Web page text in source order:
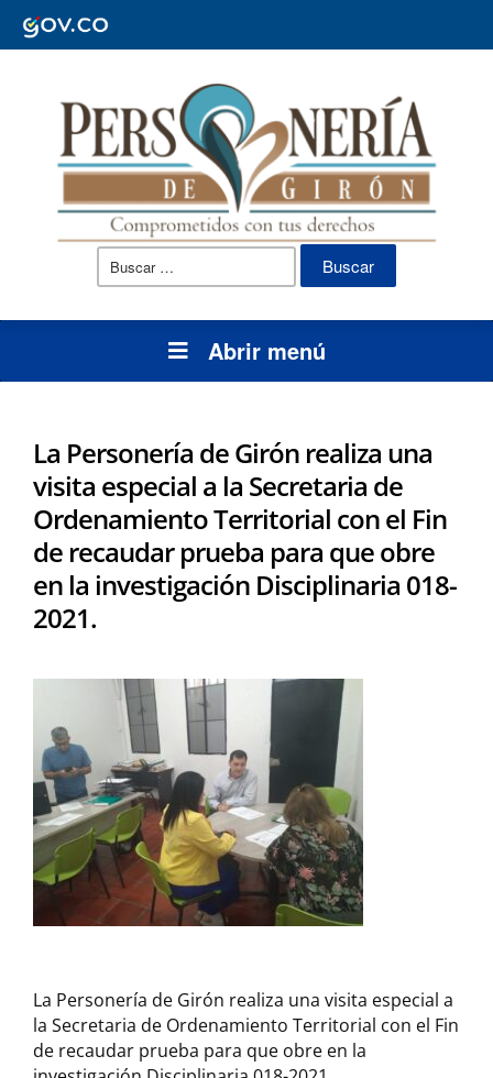
Buscar:
Abrir menú
La Personería de Girón realiza una
visita especial a la Secretaria de
Ordenamiento Territorial con el Fin
de recaudar prueba para que obre
en la investigación Disciplinaria 018-
2021.
La Personería de Girón realiza una visita especial a
la Secretaria de Ordenamiento Territorial con el Fin
de recaudar prueba para que obre en la